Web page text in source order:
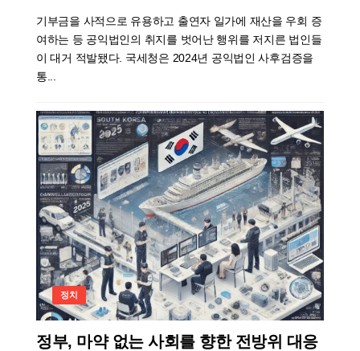
기부금을 사적으로 유용하고 출연자 일가에 재산을 우회 증
여하는 등 공익법인의 취지를 벗어난 행위를 저지른 법인들
이 대거 적발됐다. 국세청은 2024년 공익법인 사후검증을
통...
정치
정부, 마약 없는 사회를 향한 전방위 대응